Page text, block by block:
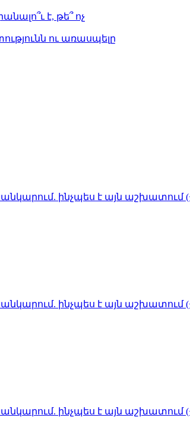
է, թե՞ ոչ
ու առասպելը
ինչպես է այն աշխատում
ինչպես է այն աշխատում
ինչպես է այն աշխատում